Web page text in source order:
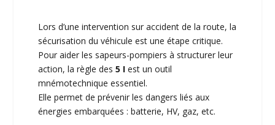
Lors d’une intervention sur accident de la route, la
sécurisation du véhicule est une étape critique.
Pour aider les sapeurs-pompiers à structurer leur
action, la règle des5 I est un outil
mnémotechnique essentiel.
Elle permet de prévenir les dangers liés aux
énergies embarquées : batterie, HV, gaz, etc.